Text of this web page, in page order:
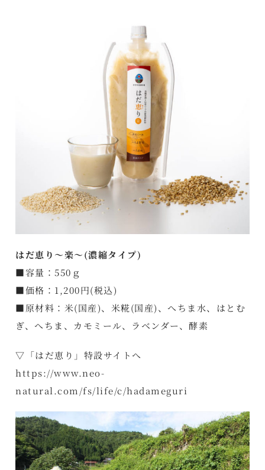
はだ恵り～楽～(濃縮タイプ)
■容量：550ｇ
■価格：1,200円(税込)
■原材料：米(国産)、米糀(国産)、へちま水、はとむ
ぎ、へちま、カモミール、ラベンダー、酵素
▽「はだ恵り」特設サイトへ
https://www.neo-
natural.com/fs/life/c/hadameguri